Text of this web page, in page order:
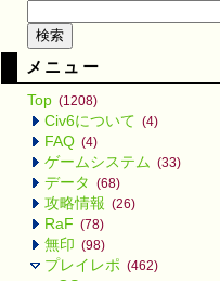
メニュー
Top (1208)
Civ6について (4)
FAQ (4)
ゲームシステム (33)
データ (68)
攻略情報 (26)
RaF (78)
無印 (98)
プレイレポ (462)